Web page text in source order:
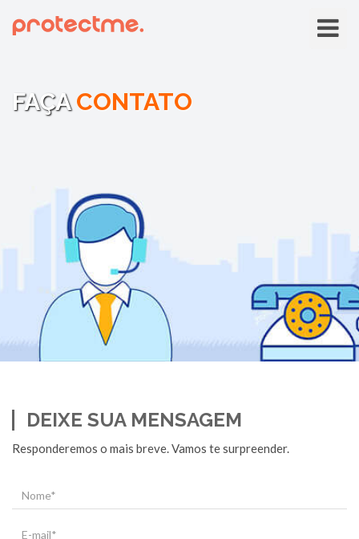
Menu
FAÇACONTATO
DEIXE SUA MENSAGEM
Responderemos o mais breve. Vamos te surpreender.
Nome
E-